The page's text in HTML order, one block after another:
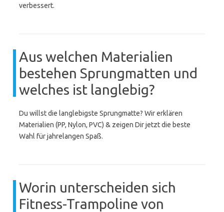
verbessert.
Aus welchen Materialien
bestehen Sprungmatten und
welches ist langlebig?
Du willst die langlebigste Sprungmatte? Wir erklären
Materialien (PP, Nylon, PVC) & zeigen Dir jetzt die beste
Wahl für jahrelangen Spaß.
Worin unterscheiden sich
Fitness-Trampoline von